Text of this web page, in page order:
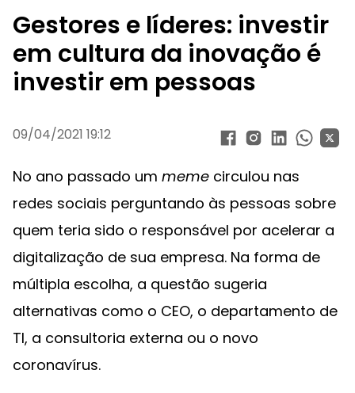
Gestores e líderes: investir
em cultura da inovação é
investir em pessoas
09/04/2021 19:12
No ano passado um meme circulou nas
redes sociais perguntando às pessoas sobre
quem teria sido o responsável por acelerar a
digitalização de sua empresa. Na forma de
múltipla escolha, a questão sugeria
alternativas como o CEO, o departamento de
TI, a consultoria externa ou o novo
coronavírus.